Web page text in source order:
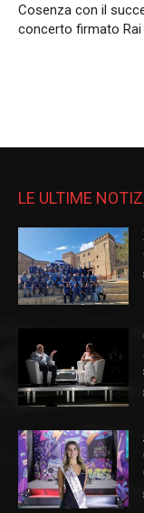
Cosenza con il
concerto firmato Rai
LE ULTIME